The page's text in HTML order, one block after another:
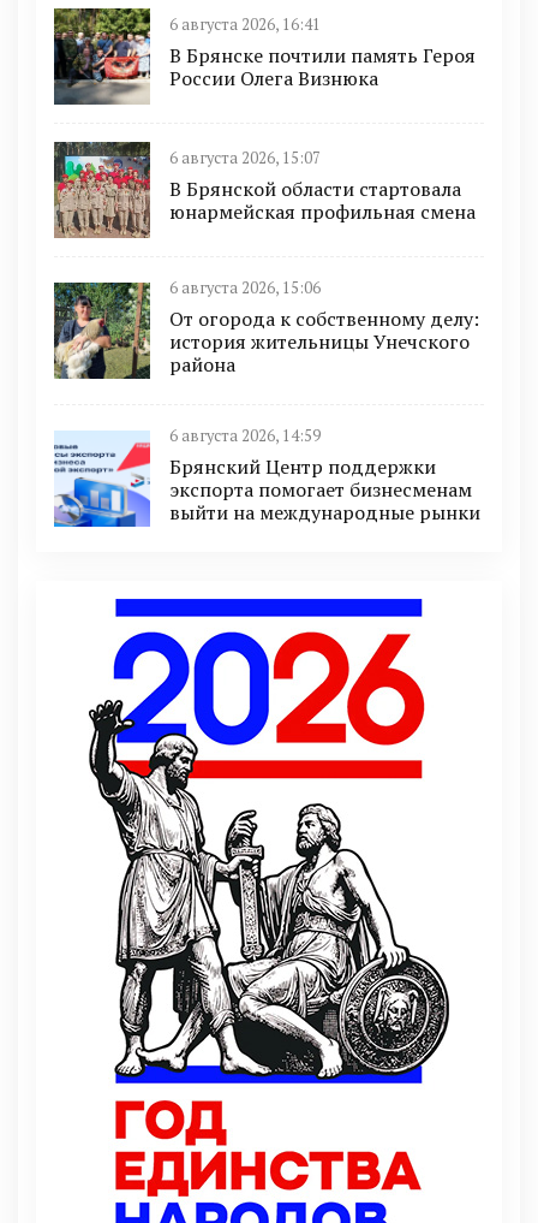
6 августа 2026, 16:41
В Брянске почтили память Героя
России Олега Визнюка
6 августа 2026, 15:07
В Брянской области стартовала
юнармейская профильная смена
6 августа 2026, 15:06
От огорода к собственному делу:
история жительницы Унечского
района
6 августа 2026, 14:59
Брянский Центр поддержки
экспорта помогает бизнесменам
выйти на международные рынки